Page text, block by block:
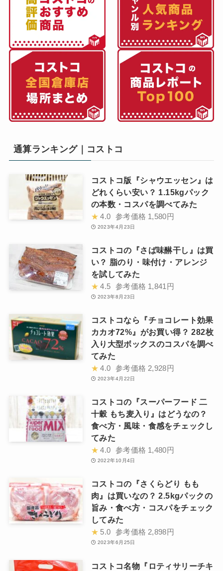
通算ランキング｜コストコ
コストコ版『シャウエッセン』は
どれくらい安い？ 1.15kgパック
の本数・コスパを調べてみた
★ 4.0 参考価格 1,580円
2023年4月23日
コストコの『さば味醂干し』は買
い？ 脂のり・味付け・アレンジ
を試してみた
★ 4.5 参考価格 1,841円
2023年8月23日
コストコなら『チョコレート効果
カカオ72%』がお買い得？ 282枚
入り大型ボックスのコスパを調べ
てみた
★ 4.0 参考価格 2,928円
2023年4月22日
コストコの『スーパーフード 二
十穀 もち麦入り』はどうなの？
食べ方・風味・食感をチェックし
てみた
★ 4.0 参考価格 1,480円
2022年10月4日
コストコの『さくらどり もも
肉』は買いなの？ 2.5kgパックの
旨み・食べ方・コスパをチェック
してみた
★ 5.0 参考価格 2,898円
2023年6月25日
コストコ名物『ロティサリーチキ